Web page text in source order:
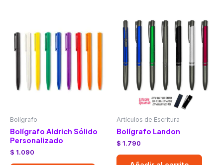
Bolígrafo
Bolígrafo Aldrich Sólido
Personalizado
$ 1.090
Artículos de Escritura
Bolígrafo Landon
$ 1.790